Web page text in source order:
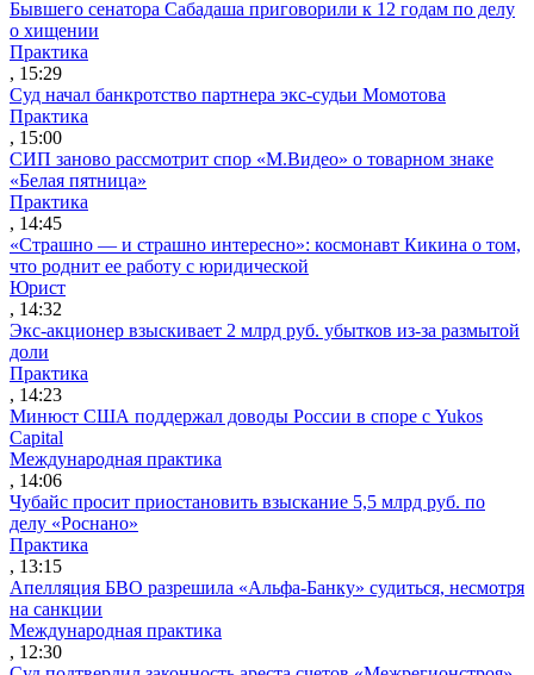
Бывшего сенатора Сабадаша приговорили к 12 годам по делу
о хищении
Практика
, 15:29
Суд начал банкротство партнера экс-судьи Момотова
Практика
, 15:00
СИП заново рассмотрит спор «М.Видео» о товарном знаке
«Белая пятница»
Практика
, 14:45
«Страшно — и страшно интересно»: космонавт Кикина о том,
что роднит ее работу с юридической
Юрист
, 14:32
Экс-акционер взыскивает 2 млрд руб. убытков из-за размытой
доли
Практика
, 14:23
Минюст США поддержал доводы России в споре с Yukos
Capital
Международная практика
, 14:06
Чубайс просит приостановить взыскание 5,5 млрд руб. по
делу «Роснано»
Практика
, 13:15
Апелляция БВО разрешила «Альфа-Банку» судиться, несмотря
на санкции
Международная практика
, 12:30